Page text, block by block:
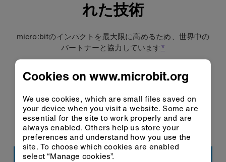
れた技術
micro:bitのインパクトを最大限に高めるため、世界中の
パートナーと協力しています*
73.5 million
人の子どもたちがmicro:bitで学ん
できました
85+ countries
でmicro:bitが活用されています
Cookies on www.microbit.org
We use cookies, which are small files saved on
your device when you visit a website. Some are
essential for the site to work properly and are
always enabled. Others help us store your
preferences and understand how you use the
site. To choose which cookies are enabled
select “Manage cookies”.